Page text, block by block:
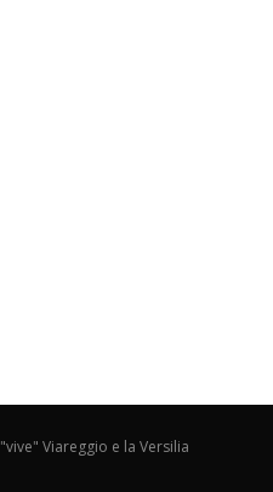
Viareggio e la Versilia